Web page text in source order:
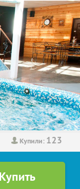
Купили: 123